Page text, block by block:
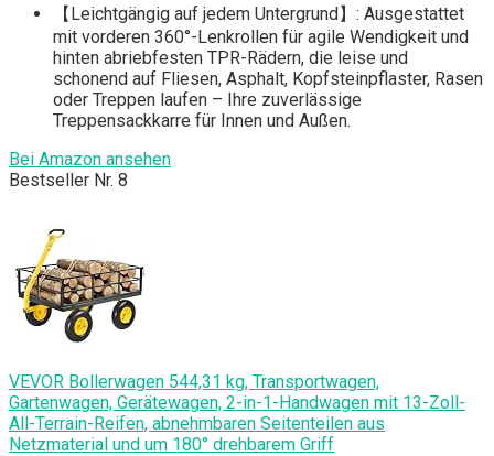
【Leichtgängig auf jedem Untergrund】: Ausgestattet
mit vorderen 360°-Lenkrollen für agile Wendigkeit und
hinten abriebfesten TPR-Rädern, die leise und
schonend auf Fliesen, Asphalt, Kopfsteinpflaster, Rasen
oder Treppen laufen – Ihre zuverlässige
Treppensackkarre für Innen und Außen.
Bei Amazon ansehen
Bestseller Nr. 8
VEVOR Bollerwagen 544,31 kg, Transportwagen,
Gartenwagen, Gerätewagen, 2-in-1-Handwagen mit 13-Zoll-
All-Terrain-Reifen, abnehmbaren Seitenteilen aus
Netzmaterial und um 180° drehbarem Griff